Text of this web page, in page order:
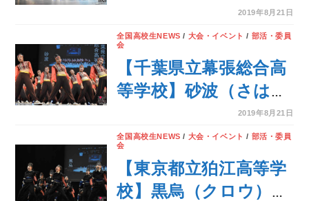
ーマでダンスを披露！
＜第7回 DANCE
CLUB
CHAMPIONSHIP＞
2019年8月21日
全国高校生NEWS / 大会・イベント / 部活・委員
会
【千葉県立幕張総合高
等学校】砂波（さは）
のテーマでダンスを披
露！＜第7回 DANCE
CLUB
CHAMPIONSHIP＞
2019年8月21日
全国高校生NEWS / 大会・イベント / 部活・委員
会
【東京都立狛江高等学
校】黒烏（クロウ）の